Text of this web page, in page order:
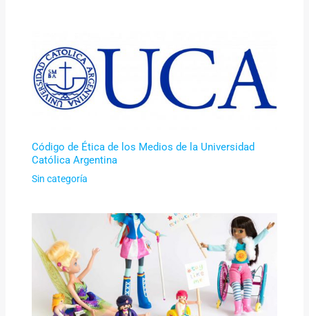
Código de Ética de los Medios de la Universidad
Católica Argentina
Sin categoría